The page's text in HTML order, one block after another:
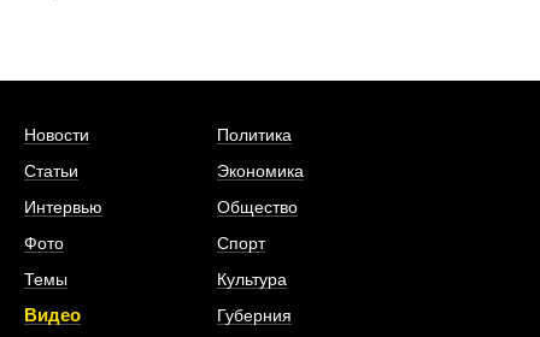
Новости
Статьи
Интервью
Фото
Темы
Видео
Политика
Экономика
Общество
Спорт
Культура
Губерния